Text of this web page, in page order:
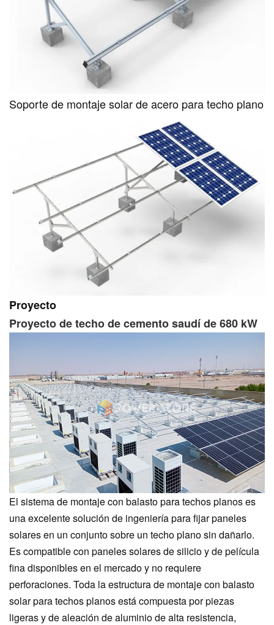
Soporte de montaje solar de acero para techo plano
Proyecto
Proyecto de techo de cemento saudí de 680 kW
El sistema de montaje con balasto para techos planos es
una excelente solución de ingeniería para fijar paneles
solares en un conjunto sobre un techo plano sin dañarlo.
Es compatible con paneles solares de silicio y de película
fina disponibles en el mercado y no requiere
perforaciones. Toda la estructura de montaje con balasto
solar para techos planos está compuesta por piezas
ligeras y de aleación de aluminio de alta resistencia,